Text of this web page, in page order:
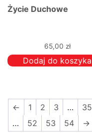
Życie Duchowe
65,00 zł
Dodaj do koszyka
← 1 2 3 … 35
…
52 53 54 →